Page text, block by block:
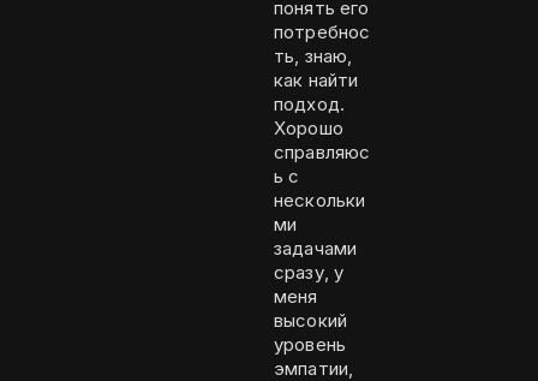
понять его
потребнос
ть, знаю,
как найти
подход.
Хорошо
справляюс
ь с
нескольки
ми
задачами
сразу, у
меня
высокий
уровень
эмпатии,